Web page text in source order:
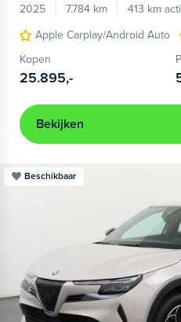
2025 7.784 km 413 km
Apple Carplay/Android Auto
Kopen
25.895,-
Bekijken
Beschikbaar